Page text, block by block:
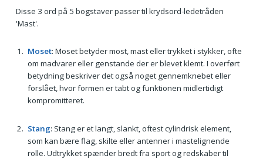
Disse 3 ord på 5 bogstaver passer til krydsord-ledetråden
'Mast'.
Moset: Moset betyder most, mast eller trykket i stykker, ofte
om madvarer eller genstande der er blevet klemt. I overført
betydning beskriver det også noget gennemknebet eller
forslået, hvor formen er tabt og funktionen midlertidigt
kompromitteret.
Stang: Stang er et langt, slankt, oftest cylindrisk element,
som kan bære flag, skilte eller antenner i mastelignende
rolle. Udtrykket spænder bredt fra sport og redskaber til